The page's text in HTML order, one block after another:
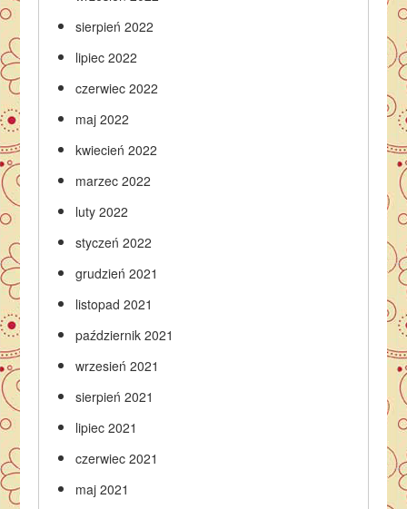
sierpień 2022
lipiec 2022
czerwiec 2022
maj 2022
kwiecień 2022
marzec 2022
luty 2022
styczeń 2022
grudzień 2021
listopad 2021
październik 2021
wrzesień 2021
sierpień 2021
lipiec 2021
czerwiec 2021
maj 2021